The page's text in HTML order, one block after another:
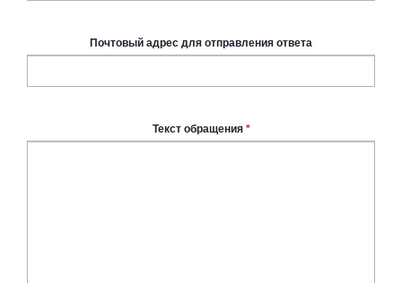
Почтовый адрес для отправления ответа
Текст обращения *